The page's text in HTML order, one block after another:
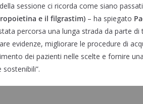
sessione ci ricorda come siano
e il filgrastim) – ha spiegato
percorsa una lunga strada da parte
evidenze, migliorare le procedure di
dei pazienti nelle scelte e fornire
sostenibili”.